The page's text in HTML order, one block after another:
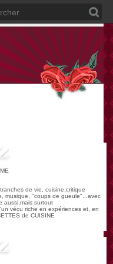
de vie, cuisine,critique
musique, "coups de gueule"...avec
aussi,mais surtout
vécu riche en expériences et, en
de CUISINE